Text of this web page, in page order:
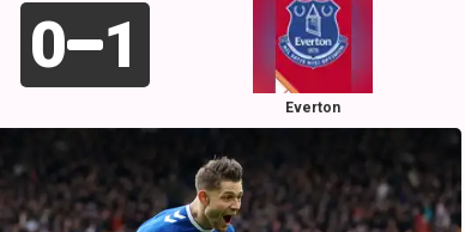
0 1
Everton